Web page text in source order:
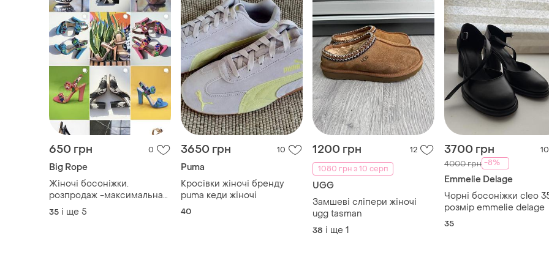
650 грн 0
Big Rope
Жіночі босоніжки.
розпродаж -максимальна
знижка! розміри від 35 до
39
35 і ще 5
3650 грн 10
Puma
Кросівки жіночі бренду
puma кеди жіночі
40
1200 грн
12
1080 грн з 10 серп
UGG
Замшеві сліпери жіночі
ugg tasman
38 і ще 1
3700 грн 10
4000 грн -8%
Emmelie Delage
Чорні босоніжки cleo
розмір emmelie delage
35